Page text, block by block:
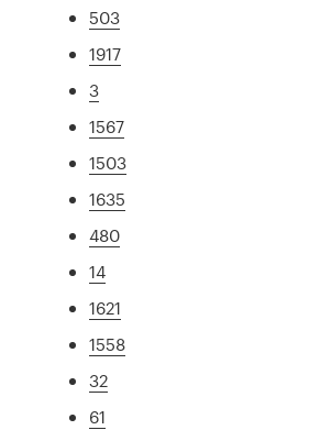
503
1917
3
1567
1503
1635
480
14
1621
1558
32
61